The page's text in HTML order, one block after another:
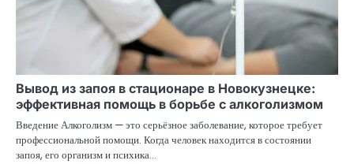
Вывод из запоя в стационаре в Новокузнецке:
эффективная помощь в борьбе с алкоголизмом
Введение Алкоголизм — это серьёзное заболевание, которое требует
профессиональной помощи. Когда человек находится в состоянии
запоя, его организм и психика…